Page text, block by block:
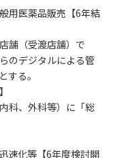
用医薬品販売【6年結
舗（受渡店舗）で
のデジタルによる管
する。
科、外科等）に「総
速化等【6年度検討開